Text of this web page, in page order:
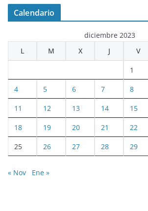
Calendario
diciembre 2023
L
M X J V
1
4 5 6 7 8
11 12 13 14 15
18 19 20 21 22
25 26 27 28 29
« Nov Ene »